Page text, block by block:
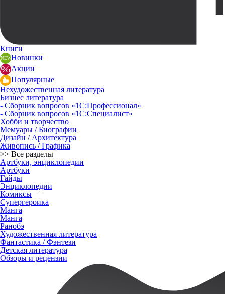
Книги
Новинки
Акции
Популярные
Нехудожественная литература
Бизнес литература
- Сборник вопросов «1С:Профессионал»
- Сборник вопросов «1С:Специалист»
Хобби и творчество
Мемуары / Биографии
Дизайн / Архитектура
Живопись / Графика
>> Все разделы
Артбуки, энциклопедии
Артбуки
Гайды
Энциклопедии
Комиксы
Супергероика
Манга
Манга
Ранобэ
Художественная литература
Фантастика / Фэнтези
Детская литература
Обзоры и рецензии